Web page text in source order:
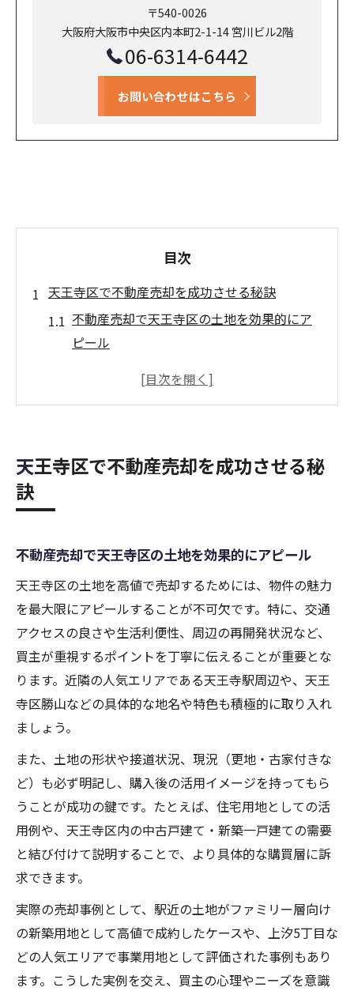
〒540-0026
大阪府大阪市中央区内本町2-1-14 宮川ビル2階
06-6314-6442
お問い合わせはこちら
目次
天王寺区で不動産売却を成功させる秘訣
不動産売却で天王寺区の土地を効果的にア
ピール
天王寺区の土地売却で信頼できる選択肢を
天王寺区の中古戸建て事例から学ぶ売却成
土地売却に役立つ大阪市天王寺区の相場動向
天王寺区土地価格の最新相場と不動産売却
不動産売却で知っておきたい天王寺区相場
の特徴
中古戸建てや土地の価格推移を売却計画に
活用
の集め方
大阪市中央区との違いから見る天王寺区の
売却相場
高値売却を狙うなら今がチャンスの理由
不動産売却時期を見極めて天王寺区土地を
高値で売る
天王寺区の土地価格上昇が不動産売却に有
利な背景
今こそ天王寺区土地売却で高値成約が期待
できる理由
天王寺区で不動産売却を成功させる秘
訣
不動産売却で天王寺区の土地を効果的にアピール
天王寺区の土地を高値で売却するためには、物件の魅力
を最大限にアピールすることが不可欠です。特に、交通
アクセスの良さや生活利便性、周辺の再開発状況など、
買主が重視するポイントを丁寧に伝えることが重要とな
ります。近隣の人気エリアである天王寺駅周辺や、天王
寺区勝山などの具体的な地名や特色も積極的に取り入れ
ましょう。
また、土地の形状や接道状況、現況（更地・古家付きな
ど）も必ず明記し、購入後の活用イメージを持ってもら
うことが成功の鍵です。たとえば、住宅用地としての活
用例や、天王寺区内の中古戸建て・新築一戸建ての需要
と結び付けて説明することで、より具体的な購買層に訴
求できます。
実際の売却事例として、駅近の土地がファミリー層向け
の新築用地として高値で成約したケースや、上汐5丁目な
どの人気エリアで事業用地として評価された事例もあり
ます。こうした実例を交え、買主の心理やニーズを意識